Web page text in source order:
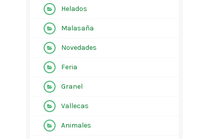
Helados
Malasaña
Novedades
Feria
Granel
Vallecas
Animales